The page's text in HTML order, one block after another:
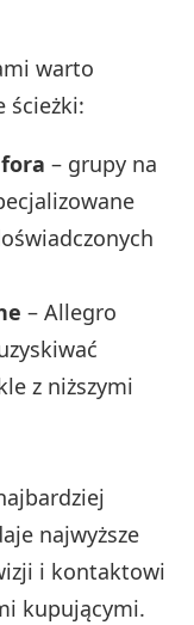
warto
ścieżki:
– grupy na
– Allegro
z niższymi
najwyższe
i kontaktowi
kupującymi.